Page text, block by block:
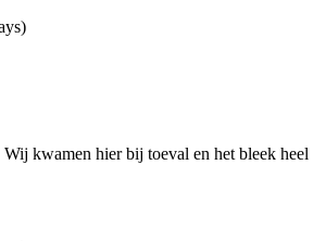
kwamen hier bij toeval en het bleek heel